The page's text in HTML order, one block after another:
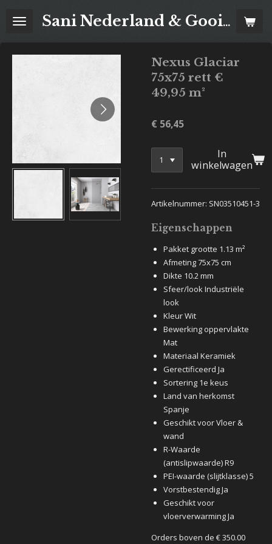
direct
Sani Nederland & Goois Tegelhuis
Nexus Glaciar
75x75 rett €
49,95 m²
€ 56,45
In
winkelwagen
Artikelnummer: SN03510451-3
Eigenschappen
Pakket grootte 1.13 m²
Afmeting 75x75 cm
Dikte 10.2 mm
Sfeer/look Industriële
look
Kleur Wit
Bewerking oppervlakte
Mat
Materiaal Keramiek
Gerectificeerd Ja
Sortering 1e keus
Land van herkomst
Spanje
Geschikt voor Vloer &
wand
R-Waarde
(antislipwaarde) R9
PEI-waarde (slijtklasse) 5
Vorstbestendig Ja
Geschikt voor
vloerverwarming Ja
Orders boven de € 350.00